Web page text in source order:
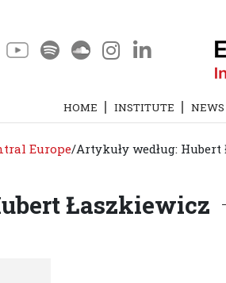
HOME INSTITUTE NEWS
Europe/Artykuły według:
Łaszkiewicz